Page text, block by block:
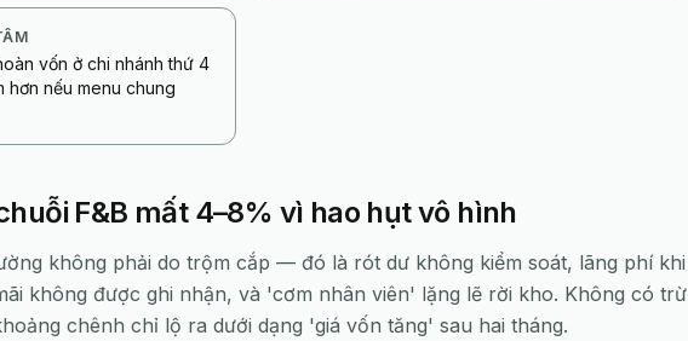
vốn ở chi nhánh thứ 4
hơn nếu menu chung
F&B mất 4–8% vì hao hụt vô hình
không phải do trộm cắp — đó là rót dư không kiểm soát, lãng phí khi
không được ghi nhận, và 'cơm nhân viên' lặng lẽ rời kho. Không có trừ
chênh chỉ lộ ra dưới dạng 'giá vốn tăng' sau hai tháng.